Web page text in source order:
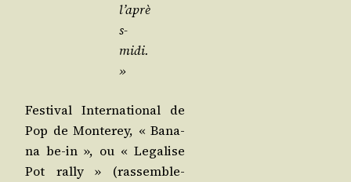
l’aprè
s-
midi.
»
Fes­ti­val Inter­na­tio­nal de
Pop de Mon­te­rey, « Bana­
na be-in », ou « Lega­lise
Pot ral­ly » (ras­sem­ble­